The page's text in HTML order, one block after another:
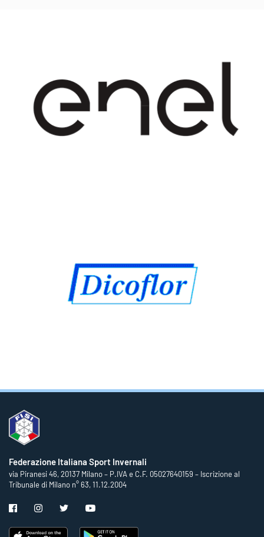
Federazione Italiana Sport Invernali
via Piranesi 46, 20137 Milano – P.IVA e C.F. 05027640159 – Iscrizione al
Tribunale di Milano n° 63, 11.12.2004